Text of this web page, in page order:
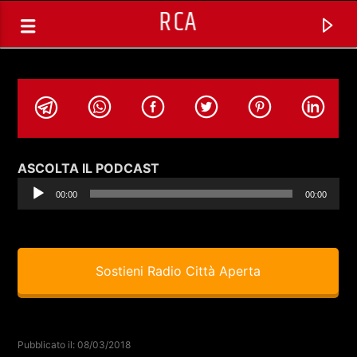
RCA
LIVING IN AMERICA CON ALESSIO
ASCOLTA IL PODCAST
Player
00:00 00:00
Sostieni Radio Città Aperta
Pubblicato il: 08/03/2018